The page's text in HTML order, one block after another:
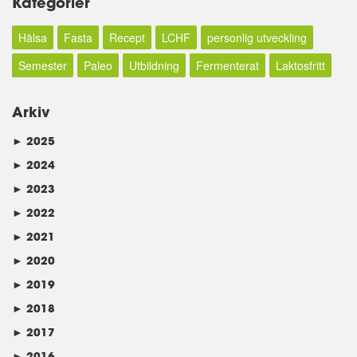
Hälsa Fasta Recept LCHF
personlig utveckling
Semester
Paleo Utbildning Fermenterat Laktosfritt
Arkiv
► 2025
► 2024
► 2023
► 2022
► 2021
► 2020
► 2019
► 2018
► 2017